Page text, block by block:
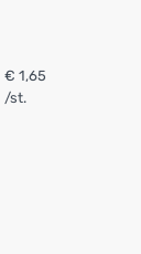
€ 1,65
/st.